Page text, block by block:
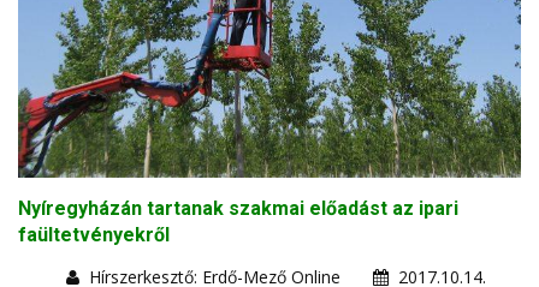
Nyíregyházán tartanak szakmai előadást az ipari
faültetvényekről
Hírszerkesztő: Erdő-Mező Online
2017.10.14.